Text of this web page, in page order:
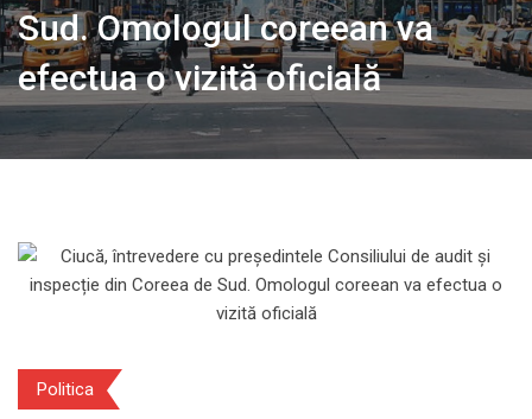
Sud. Omologul coreean va
efectua o vizită oficială
Politica